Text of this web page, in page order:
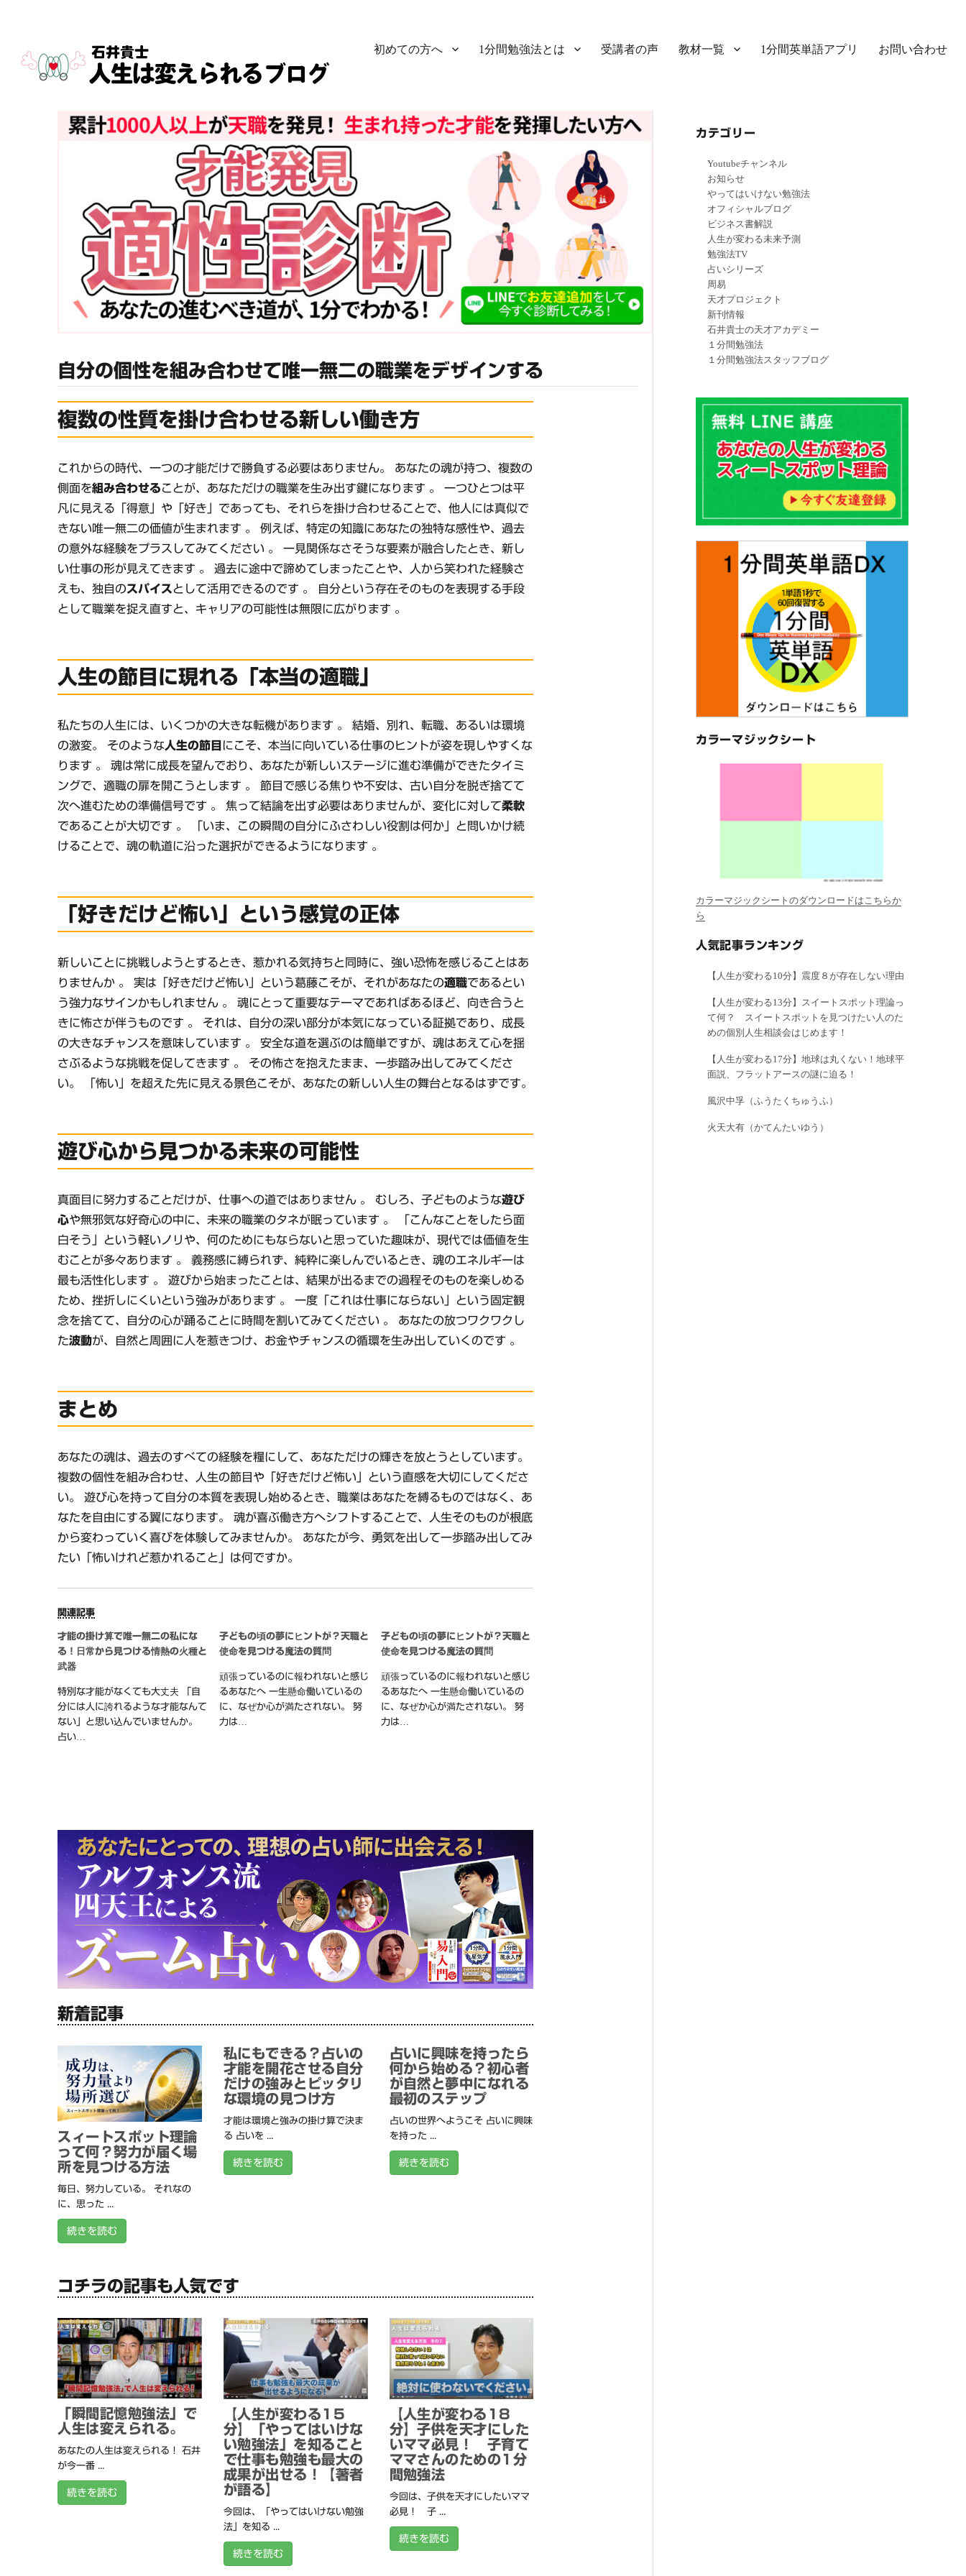
初めての方へ 1分間勉強法とは 受講者の声 教材一覧 1分間英単語アプリ お問い合わせ
自分の個性を組み合わせて唯一無二の職業をデザインする
複数の性質を掛け合わせる新しい働き方
これからの時代、一つの才能だけで勝負する必要はありません。 あなたの魂が持つ、複数の
側面を組み合わせることが、あなただけの職業を生み出す鍵になります 。 一つひとつは平
凡に見える「得意」や「好き」であっても、それらを掛け合わせることで、他人には真似で
きない唯一無二の価値が生まれます 。 例えば、特定の知識にあなたの独特な感性や、過去
の意外な経験をプラスしてみてください 。 一見関係なさそうな要素が融合したとき、新し
い仕事の形が見えてきます 。 過去に途中で諦めてしまったことや、人から笑われた経験さ
えも、独自のスパイスとして活用できるのです 。 自分という存在そのものを表現する手段
として職業を捉え直すと、キャリアの可能性は無限に広がります 。
人生の節目に現れる「本当の適職」
私たちの人生には、いくつかの大きな転機があります 。 結婚、別れ、転職、あるいは環境
の激変。 そのような人生の節目 にこそ、本当に向いている仕事のヒントが姿を現しやすくな
ります 。 魂は常に成長を望んでおり、あなたが新しいステージに進む準備ができたタイミ
ングで、適職の扉を開こうとします 。 節目で感じる焦りや不安は、古い自分を脱ぎ捨てて
次へ進むための準備信号です 。 焦って結論を出す必要はありませんが、変化に対して柔軟
であることが大切です 。 「いま、この瞬間の自分にふさわしい役割は何か」と問いかけ続
けることで、魂の軌道に沿った選択ができるようになります 。
「好きだけど怖い」という感覚の正体
新しいことに挑戦しようとするとき、惹かれる気持ちと同時に、強い恐怖を感じることはあ
りませんか 。 実は「好きだけど怖い」という葛藤こそが、それがあなたの適職であるとい
う強力なサインかもしれません 。 魂にとって重要なテーマであればあるほど、向き合うと
きに怖さが伴うものです 。 それは、自分の深い部分が本気になっている証拠であり、成長
の大きなチャンスを意味しています 。 安全な道を選ぶのは簡単ですが、魂はあえて心を揺
さぶるような挑戦を促してきます 。 その怖さを抱えたまま、一歩踏み出してみてくださ
い。 「怖い」を超えた先に見える景色こそが、あなたの新しい人生の舞台となるはずです。
遊び心から見つかる未来の可能性
真面目に努力することだけが、仕事への道ではありません 。 むしろ、子どものような遊び
心や無邪気な好奇心の中に、未来の職業のタネが眠っています 。 「こんなことをしたら面
白そう」という軽いノリや、何のためにもならないと思っていた趣味が、現代では価値を生
むことが多々あります 。 義務感に縛られず、純粋に楽しんでいるとき、魂のエネルギーは
最も活性化します 。 遊びから始まったことは、結果が出るまでの過程そのものを楽しめる
ため、挫折しにくいという強みがあります 。 一度「これは仕事にならない」という固定観
念を捨てて、自分の心が踊ることに時間を割いてみてください 。 あなたの放つワクワクし
た波動が、自然と周囲に人を惹きつけ、お金やチャンスの循環を生み出していくのです 。
まとめ
あなたの魂は、過去のすべての経験を糧にして、あなただけの輝きを放とうとしています。
複数の個性を組み合わせ、人生の節目や「好きだけど怖い」という直感を大切にしてくださ
い。 遊び心を持って自分の本質を表現し始めるとき、職業はあなたを縛るものではなく、あ
なたを自由にする翼になります。 魂が喜ぶ働き方へシフトすることで、人生そのものが根底
から変わっていく喜びを体験してみませんか。 あなたが今、勇気を出して一歩踏み出してみ
たい「怖いけれど惹かれること」は何ですか。
関連記事
才能の掛け算で唯一無二の私にな
る！日常から見つける情熱の火種と
武器
特別な才能がなくても大丈夫 「自
分には人に誇れるような才能なんて
ない」と思い込んでいませんか。
占い…
子どもの頃の夢にヒントが？天職と
使命を見つける魔法の質問
頑張っているのに報われないと感じ
るあなたへ 一生懸命働いているの
に、なぜか心が満たされない。 努
力は…
子どもの頃の夢にヒントが？天職と
使命を見つける魔法の質問
頑張っているのに報われないと感じ
るあなたへ 一生懸命働いているの
に、なぜか心が満たされない。 努
力は…
新着記事
スィートスポット理論
って何？努力が届く場
所を見つける方法
毎日、努力している。 それなの
に、思った ...
続きを読む
私にもできる？占いの
才能を開花させる自分
だけの強みとピッタリ
な環境の見つけ方
才能は環境と強みの掛け算で決ま
る 占いを ...
続きを読む
占いに興味を持ったら
何から始める？初心者
が自然と夢中になれる
最初のステップ
占いの世界へようこそ 占いに興味
を持った ...
続きを読む
コチラの記事も人気です
「瞬間記憶勉強法」で
人生は変えられる。
あなたの人生は変えられる！ 石井
が今一番 ...
続きを読む
【人生が変わる15
分】「やってはいけな
い勉強法」を知ること
で仕事も勉強も最大の
成果が出せる！【著者
が語る】
今回は、「やってはいけない勉強
法」を知る ...
続きを読む
【人生が変わる18
分】子供を天才にした
いママ必見！ 子育て
ママさんのための1分
間勉強法
今回は、子供を天才にしたいママ
必見！ 子 ...
続きを読む
カテゴリー
Youtubeチャンネル
お知らせ
やってはいけない勉強法
オフィシャルブログ
ビジネス書解説
人生が変わる未来予測
勉強法TV
占いシリーズ
周易
天才プロジェクト
新刊情報
石井貴士の天才アカデミー
１分間勉強法
１分間勉強法スタッフブログ
カラーマジックシート
カラーマジックシートのダウンロードはこちらか
ら
人気記事ランキング
【人生が変わる10分】震度８が存在しない理由
【人生が変わる13分】スイートスポット理論っ
て何？ スイートスポットを見つけたい人のた
めの個別人生相談会はじめます！
【人生が変わる17分】地球は丸くない！地球平
面説、フラットアースの謎に迫る！
風沢中孚（ふうたくちゅうふ）
火天大有（かてんたいゆう）